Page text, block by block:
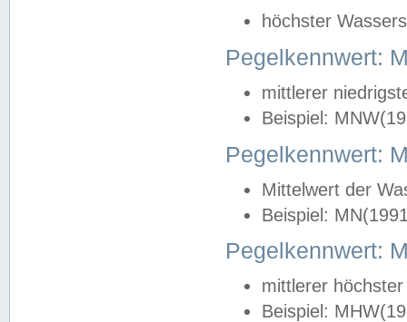
höchster
Pegelkennwert:
mittlerer
Beispiel:
Pegelkennwert:
Mittelwert der
Beispiel:
Pegelkennwert:
mittlerer
Beispiel: